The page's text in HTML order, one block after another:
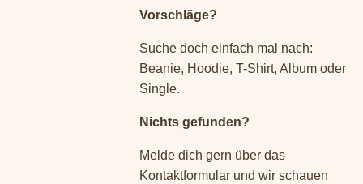
Vorschläge?
Suche doch einfach mal nach:
Beanie, Hoodie, T-Shirt, Album oder
Single.
Nichts gefunden?
Melde dich gern über das
Kontaktformular und wir schauen